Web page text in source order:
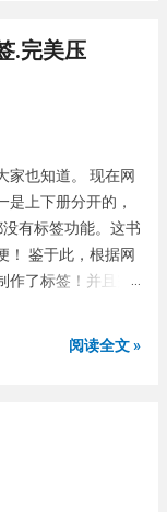
为 0.123% ，也
1982 年统计得到
肯定的是由于中
在逐年增加 [1]
30 岁青年人发病
.完美压
家也知道。 现在网
是上下册分开的，
有标签功能。这书
！ 鉴于此，根据网
了标签！并且完
请于下载后24小
果，本人不负法律
阅读全文 »